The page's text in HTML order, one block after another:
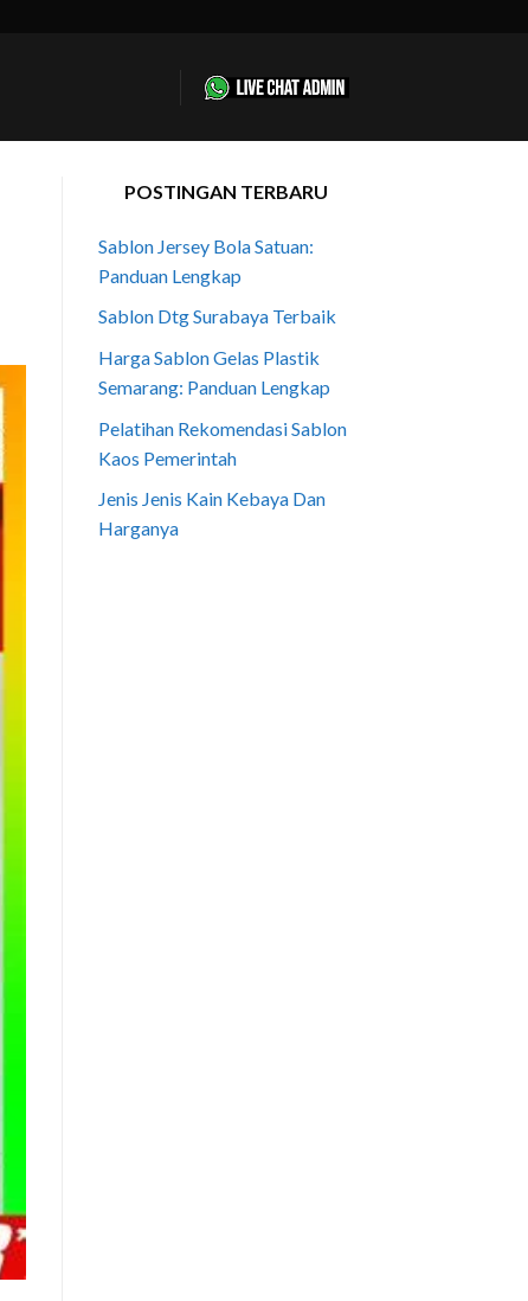
POSTINGAN TERBARU
Sablon Jersey Bola Satuan:
Panduan Lengkap
Sablon Dtg Surabaya Terbaik
Harga Sablon Gelas Plastik
Semarang: Panduan Lengkap
Pelatihan Rekomendasi Sablon
Kaos Pemerintah
Jenis Jenis Kain Kebaya Dan
Harganya